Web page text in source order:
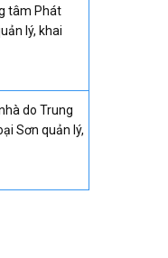
tâm Phát
lý, khai
do Trung
Sơn quản lý,